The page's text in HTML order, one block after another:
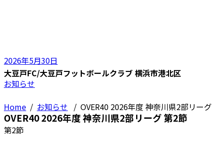
大豆戸FC/大豆戸フットボールクラブ 横浜市港北区
Home / お知らせ / OVER40 2026年度 神奈川県2部リーグ
第2節
2026年5月30日
お知らせ
OVER40 2026年度 神奈川県2部リーグ 第2節